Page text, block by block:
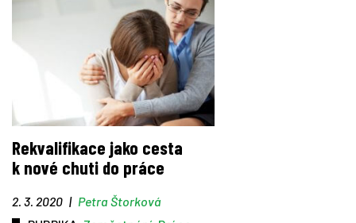
Rekvalifikace jako cesta
k nové chuti do práce
2. 3. 2020 | Petra Štorková